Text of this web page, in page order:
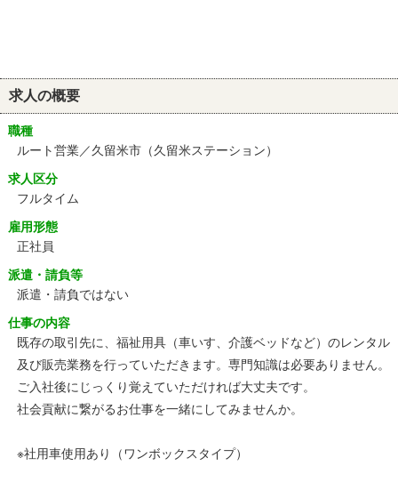
求人の概要
職種
ルート営業／久留米市（久留米ステーション）
求人区分
フルタイム
雇用形態
正社員
派遣・請負等
派遣・請負ではない
仕事の内容
既存の取引先に、福祉用具（車いす、介護ベッドなど）のレンタル
及び販売業務を行っていただきます。専門知識は必要ありません。
ご入社後にじっくり覚えていただければ大丈夫です。
社会貢献に繋がるお仕事を一緒にしてみませんか。
※社用車使用あり（ワンボックスタイプ）